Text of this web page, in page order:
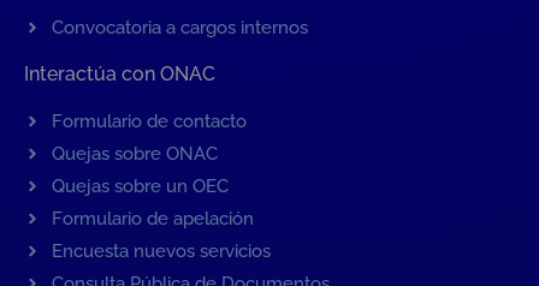
Convocatoria a cargos internos
Interactúa con ONAC
Formulario de contacto
Quejas sobre ONAC
Quejas sobre un OEC
Formulario de apelación
Encuesta nuevos servicios